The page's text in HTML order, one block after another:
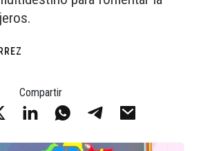
Compartir